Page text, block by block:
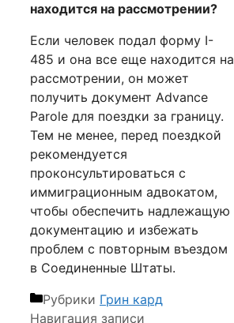
находится на рассмотрении?
Если человек подал форму I-
485 и она все еще находится на
рассмотрении, он может
получить документ Advance
Parole для поездки за границу.
Тем не менее, перед поездкой
рекомендуется
проконсультироваться с
иммиграционным адвокатом,
чтобы обеспечить надлежащую
документацию и избежать
проблем с повторным въездом
в Соединенные Штаты.
Рубрики Грин кард
Навигация записи